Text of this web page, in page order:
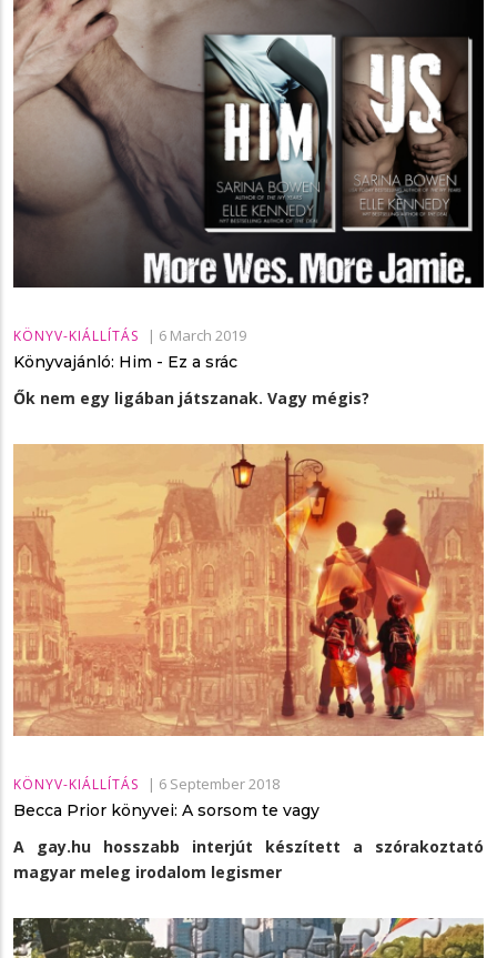
KÖNYV-KIÁLLÍTÁS | 6 March 2019
Könyvajánló: Him - Ez a srác
Ők nem egy ligában játszanak. Vagy mégis?
KÖNYV-KIÁLLÍTÁS | 6 September 2018
Becca Prior könyvei: A sorsom te vagy
A gay.hu hosszabb interjút készített a szórakoztató
magyar meleg irodalom legismer